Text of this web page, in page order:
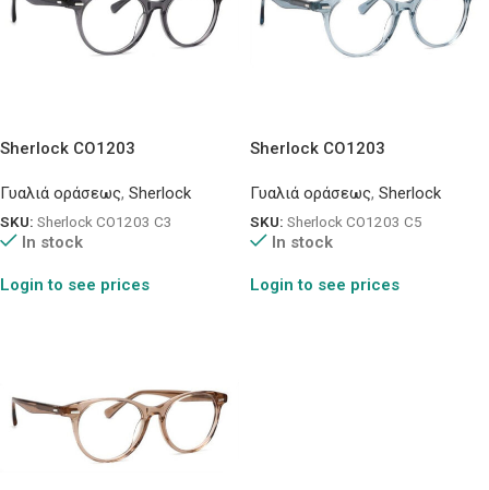
Sherlock CO1203
Γυαλιά οράσεως, Sherlock
SKU: Sherlock CO1203 C3
In stock
Login to see prices
Sherlock CO1203
Γυαλιά οράσεως, Sherlock
SKU: Sherlock CO1203 C5
In stock
Login to see prices